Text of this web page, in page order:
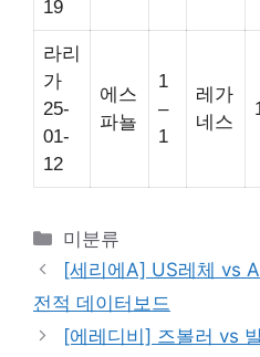
19
라리
가
25-
01-
12
에스
파뇰
1
–
1
레가
네스
Categories
미분류
[세리에A] US레체 vs
전적 데이터보드
[에레디비] 즈볼러 vs